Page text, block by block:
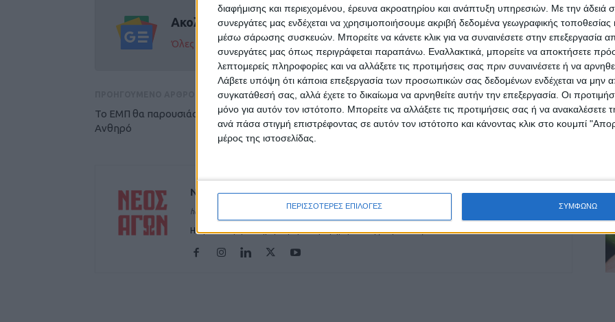
διαφήμισης και περιεχομένου, έρευνα ακροατηρίου και ανάπτυξη υπηρεσιών. Με την άδειά
συνεργάτες μας ενδέχεται να χρησιμοποιήσουμε ακριβή δεδομένα γεωγραφικής τοποθεσίας
μέσω σάρωσης συσκευών. Μπορείτε να κάνετε κλικ για να συναινέσετε στην επεξεργασία
συνεργάτες μας όπως περιγράφεται παραπάνω. Εναλλακτικά, μπορείτε να αποκτήσετε
λεπτομερείς πληροφορίες και να αλλάξετε τις προτιμήσεις σας πριν συναινέσετε ή να
Λάβετε υπόψη ότι κάποια επεξεργασία των προσωπικών σας δεδομένων ενδέχεται να μην
συγκατάθεσή σας, αλλά έχετε το δικαίωμα να αρνηθείτε αυτήν την επεξεργασία. Οι
μόνο για αυτόν τον ιστότοπο. Μπορείτε να αλλάξετε τις προτιμήσεις σας ή να ανακαλέσετε
ανά πάσα στιγμή επιστρέφοντας σε αυτόν τον ιστότοπο και κάνοντας κλικ στο κουμπί
μέρος της ιστοσελίδας.
ΠΕΡΙΣΣΟΤΕΡΕΣ ΕΠΙΛΟΓΕΣ ΣΥΜΦΩΝΩ
Ακολούθησε την εφημερίδα ΝΕΟΣ ΑΓΩΝ στο Google News!
Όλες οι εξελίξεις στην περιοχή της Καρδίτσας και ευρύτερα της Θεσσαλίας
Το ΕΜΠ θα παρουσιάσει τα αποτελέσματα στο
Ανθηρό
ΕΠΟΜΕΝΟ ΑΡΘΡΟ
Επένδυση σε «ξεσκέπαστη» επιχείρηση και το
απλήρωτο άγχος
ΝΕΟΣ ΑΓΩΝ
https://neosagon.gr
Η Αρχαιότερη Καθημερινή Πρωινή Εφημερίδα της Καρδίτσας